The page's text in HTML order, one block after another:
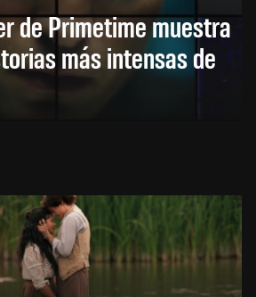
de Primetime muestra
más intensas de